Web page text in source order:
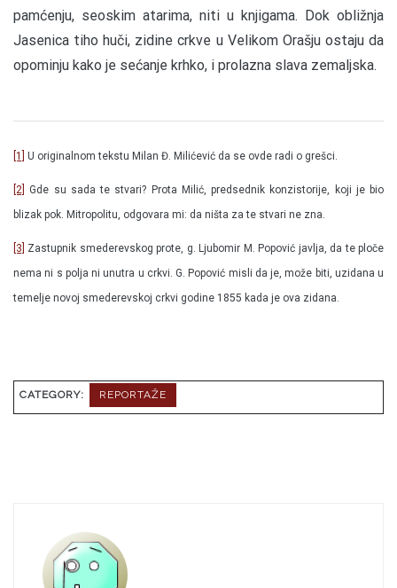
pamćenju, seoskim atarima, niti u knjigama. Dok obližnja
Jasenica tiho huči, zidine crkve u Velikom Orašju ostaju da
opominju kako je sećanje krhko, i prolazna slava zemaljska.
[1] U originalnom tekstu Milan Đ. Milićević da se ovde radi o grešci.
[2] Gde su sada te stvari? Prota Milić, predsednik konzistorije, koji je bio
blizak pok. Mitropolitu, odgovara mi: da ništa za te stvari ne zna.
[3] Zastupnik smederevskog prote, g. Ljubomir M. Popović javlja, da te ploče
nema ni s polja ni unutra u crkvi. G. Popović misli da je, može biti, uzidana u
temelje novoj smederevskoj crkvi godine 1855 kada je ova zidana.
CATEGORY: REPORTAŽE